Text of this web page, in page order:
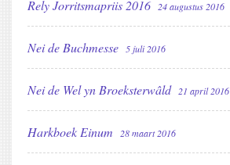
Rely Jorritsmapriis 2016 24 augustus 2016
Nei de Buchmesse 5 juli 2016
Nei de Wel yn Broeksterwâld 21 april 2016
Harkboek Einum 28 maart 2016